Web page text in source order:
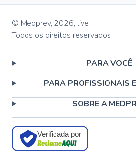
© Medprev, 2026, live
Todos os direitos reservados
PARA VOCÊ
PARA PROFISSIONAIS
SOBRE A
Verificada por